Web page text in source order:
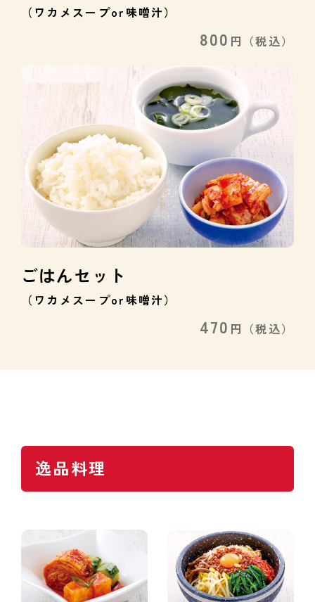
（ワカメスープor味噌汁）
800 円 （税込）
ごはんセット
（ワカメスープor味噌汁）
470 円 （税込）
逸品料理